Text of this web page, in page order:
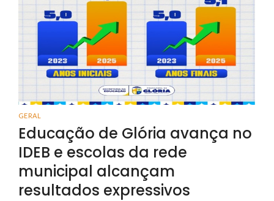
GERAL
Educação de Glória avança no
IDEB e escolas da rede
municipal alcançam
resultados expressivos